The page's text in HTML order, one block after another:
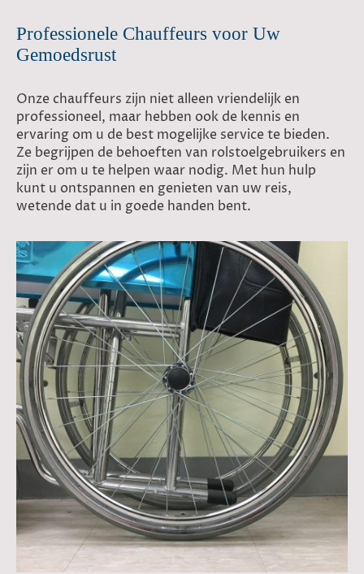
Professionele Chauffeurs voor Uw
Gemoedsrust
Onze chauffeurs zijn niet alleen vriendelijk en
professioneel, maar hebben ook de kennis en
ervaring om u de best mogelijke service te bieden.
Ze begrijpen de behoeften van rolstoelgebruikers en
zijn er om u te helpen waar nodig. Met hun hulp
kunt u ontspannen en genieten van uw reis,
wetende dat u in goede handen bent.